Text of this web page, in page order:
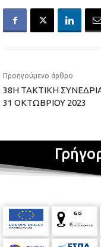
Προηγούμενο άρθρο
38Η ΤΑΚΤΙΚΗ
31 ΟΚΤΩΒΡΙΟΥ 2023